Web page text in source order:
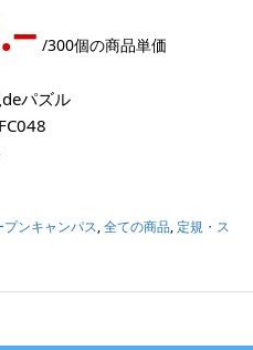
/300個の商品単価
パズル
プンキャンパス,全ての商品, 定規・ス